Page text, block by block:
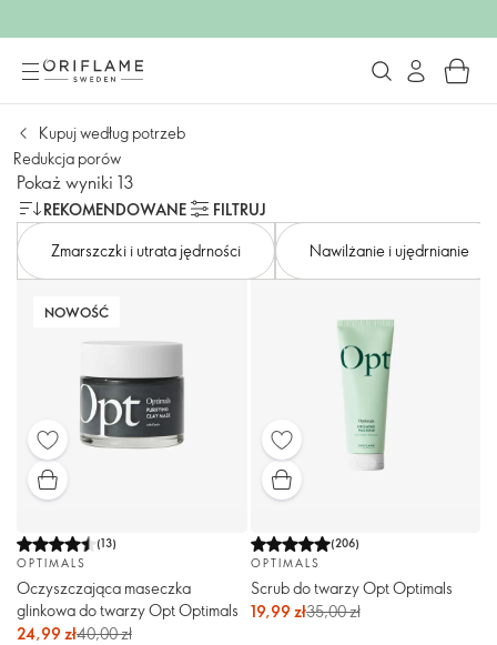
Kupuj według potrzeb
Redukcja porów
Pokaż wyniki 13
REKOMENDOWANE
FILTRUJ
Zmarszczki i utrata jędrności
Nawilżanie i ujędrnianie
NOWOŚĆ
(13)
OPTIMALS
Oczyszczająca maseczka
glinkowa do twarzy Opt Optimals
24,99 zł40,00 zł
(206)
OPTIMALS
Scrub do twarzy Opt Optimals
19,99 zł35,00 zł